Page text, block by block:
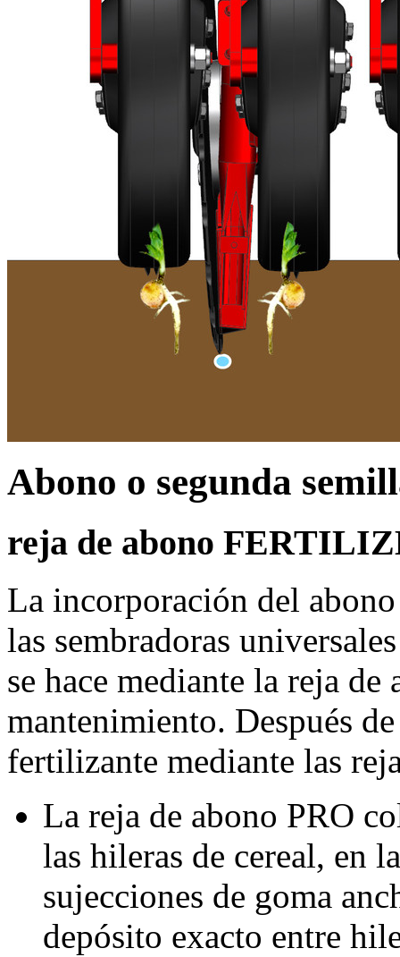
Abono o segunda
reja de abono
La incorporación del
las sembradoras
se hace mediante la reja
mantenimiento. Después
fertilizante mediante las
La reja de abono PRO
las hileras de cereal, en
sujecciones de goma
depósito exacto entre